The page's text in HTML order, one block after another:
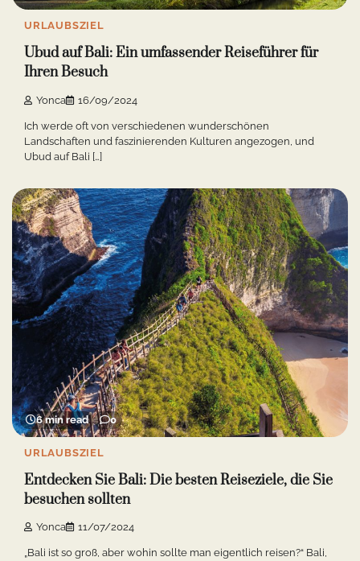
URLAUBSZIEL
Ubud auf Bali: Ein umfassender Reiseführer für
Ihren Besuch
Yonca 16/09/2024
Ich werde oft von verschiedenen wunderschönen
Landschaften und faszinierenden Kulturen angezogen, und
Ubud auf Bali […]
6 min read 0
URLAUBSZIEL
Entdecken Sie Bali: Die besten Reiseziele, die Sie
besuchen sollten
Yonca 11/07/2024
„Bali ist so groß, aber wohin sollte man eigentlich reisen?“ Bali,